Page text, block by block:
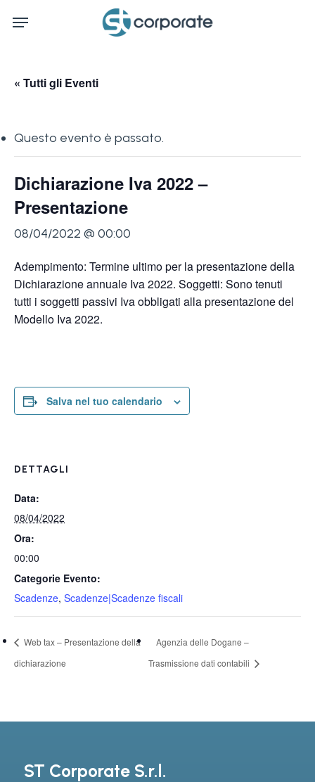
Menu
« Tutti gli Eventi
Questo evento è passato.
Dichiarazione Iva 2022 –
Presentazione
08/04/2022 @ 00:00
Adempimento: Termine ultimo per la presentazione della
Dichiarazione annuale Iva 2022. Soggetti: Sono tenuti
tutti i soggetti passivi Iva obbligati alla presentazione del
Modello Iva 2022.
Salva nel tuo calendario
DETTAGLI
Data:
08/04/2022
Ora:
00:00
Categorie Evento:
Scadenze, Scadenze|Scadenze fiscali
Web tax – Presentazione della
dichiarazione
Agenzia delle Dogane –
Trasmissione dati contabili
ST Corporate S.r.l.